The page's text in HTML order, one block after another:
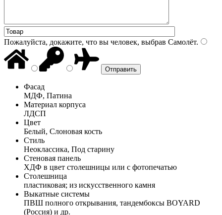
Пожалуйста, докажите, что вы человек, выбрав Самолёт.
Фасад
МДФ, Патина
Материал корпуса
ЛДСП
Цвет
Белый, Слоновая кость
Стиль
Неоклассика, Под старину
Стеновая панель
ХДФ в цвет столешницы или с фотопечатью
Столешница
пластиковая; из искусственного камня
Выкатные системы
ПВШ полного открывания, тандембоксы BOYARD
(Россия) и др.